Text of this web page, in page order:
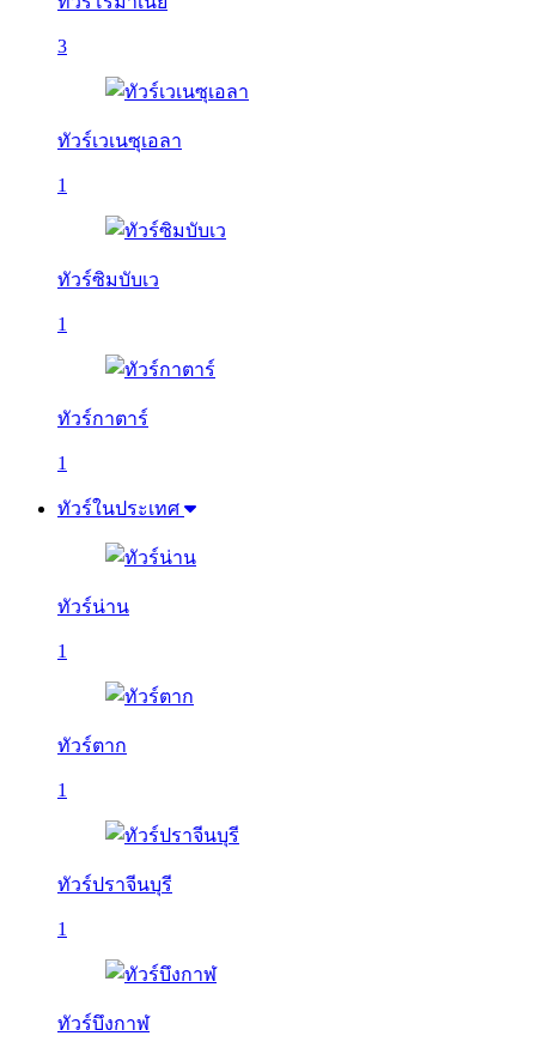
3
ทัวร์เวเนซุเอลา
1
ทัวร์ซิมบับเว
1
ทัวร์กาตาร์
1
ทัวร์ในประเทศ
ทัวร์น่าน
1
ทัวร์ตาก
1
ทัวร์ปราจีนบุรี
1
ทัวร์บึงกาฬ